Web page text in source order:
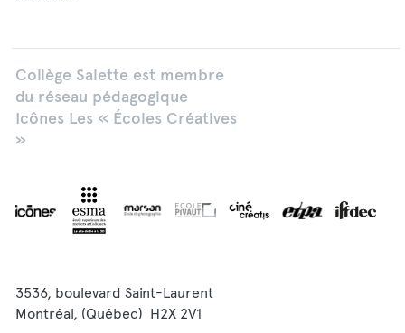
Collège Salette est membre
du réseau pédagogique
Icônes Les « Écoles Créatives
»
3536, boulevard Saint-Laurent
Montréal, (Québec) H2X 2V1